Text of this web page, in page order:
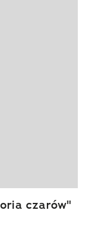
czarów"